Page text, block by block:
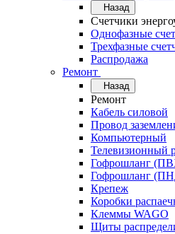
Назад
Счетчики
Однофазные
Трехфазные
Распродажа
Ремонт
Назад
Ремонт
Кабель силовой
Провод
Компьютерный
Телевизионный
Гофрошланг
Гофрошланг
Крепеж
Коробки
Клеммы WAGO
Щиты